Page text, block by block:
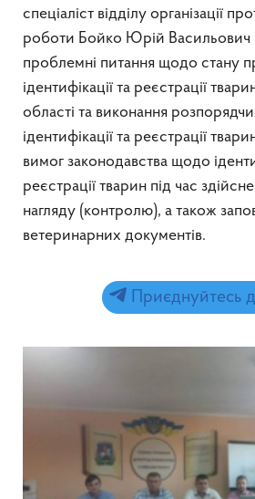
спеціаліст відділу організації
роботи Бойко Юрій Васильович
проблемні питання щодо стану
ідентифікації та реєстрації
області та виконання
ідентифікації та реєстрації
вимог законодавства щодо
реєстрації тварин під час
нагляду (контролю), а також
ветеринарних документів.
Приєднуйтесь